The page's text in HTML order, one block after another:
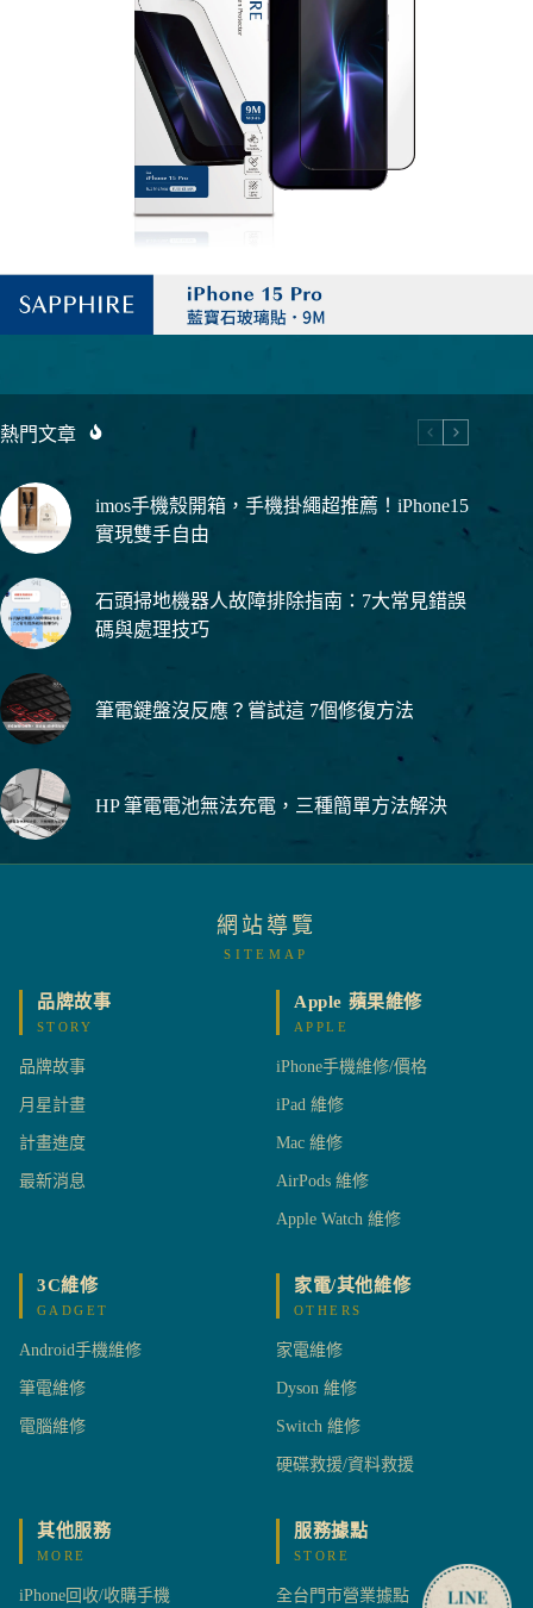
熱門文章
imos手機殼開箱，手機掛繩超推薦！iPhone15
實現雙手自由
石頭掃地機器人故障排除指南：7大常見錯誤
碼與處理技巧
筆電鍵盤沒反應？嘗試這 7個修復方法
HP 筆電電池無法充電，三種簡單方法解決
網站導覽
SITEMAP
品牌故事
STORY
品牌故事
月星計畫
計畫進度
最新消息
Apple 蘋果維修
APPLE
iPhone手機維修/價格
iPad 維修
Mac 維修
AirPods 維修
Apple Watch 維修
3C維修
GADGET
Android手機維修
筆電維修
電腦維修
家電/其他維修
OTHERS
家電維修
Dyson 維修
Switch 維修
硬碟救援/資料救援
其他服務
MORE
iPhone回收/收購手機
服務據點
STORE
全台門市營業據點